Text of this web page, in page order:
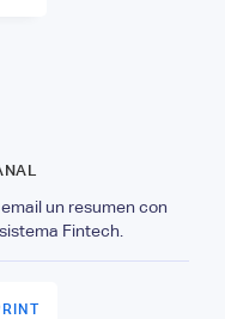
un resumen con
Fintech.